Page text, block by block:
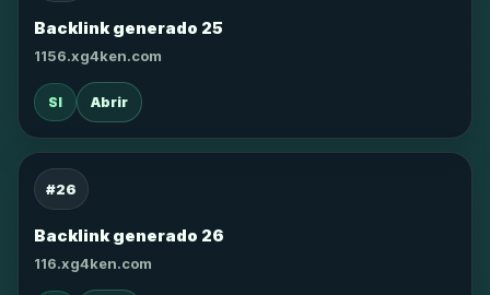
Backlink generado 25
1156.xg4ken.com
SI Abrir
#26
Backlink generado 26
116.xg4ken.com